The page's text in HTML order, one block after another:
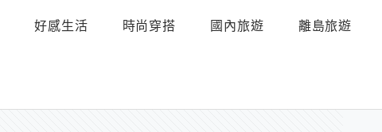
好感生活 時尚穿搭 國內旅遊 離島旅遊